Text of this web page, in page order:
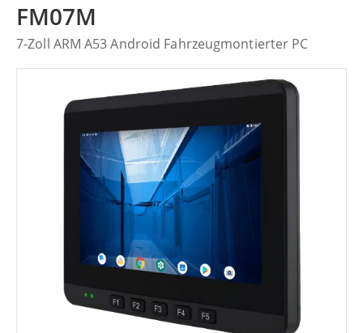
FM07M
7-Zoll ARM A53 Android Fahrzeugmontierter PC